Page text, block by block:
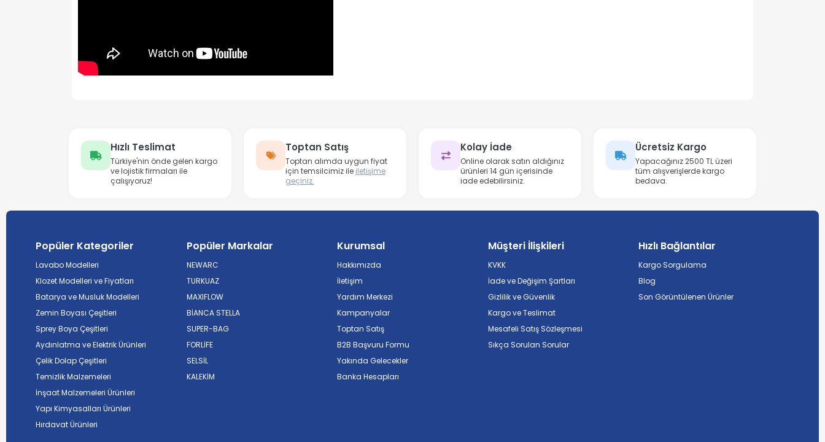
Hızlı Teslimat
Türkiye'nin önde gelen kargo
ve lojistik firmaları ile
çalışıyoruz!
Toptan Satış
Toptan alımda uygun fiyat
için temsilcimiz ile iletişime
geçiniz.
Kolay İade
Online olarak satın aldığınız
ürünleri 14 gün içerisinde
iade edebilirsiniz.
Ücretsiz Kargo
Yapacağınız 2500 TL üzeri
tüm alışverişlerde kargo
bedava.
Popüler Kategoriler
Lavabo Modelleri
Klozet Modelleri ve Fiyatları
Batarya ve Musluk Modelleri
Zemin Boyası Çeşitleri
Sprey Boya Çeşitleri
Aydınlatma ve Elektrik Ürünleri
Çelik Dolap Çeşitleri
Temizlik Malzemeleri
İnşaat Malzemeleri Ürünleri
Yapı Kimyasalları Ürünleri
Hırdavat Ürünleri
Popüler Markalar
NEWARC
TURKUAZ
MAXIFLOW
BİANCA STELLA
SUPER-BAG
FORLİFE
SELSİL
KALEKİM
Kurumsal
Hakkımızda
İletişim
Yardım Merkezi
Kampanyalar
Toptan Satış
B2B Başvuru Formu
Yakında Gelecekler
Banka Hesapları
Müşteri İlişkileri
KVKK
İade ve Değişim Şartları
Gizlilik ve Güvenlik
Kargo ve Teslimat
Mesafeli Satış Sözleşmesi
Sıkça Sorulan Sorular
Hızlı Bağlantılar
Kargo Sorgulama
Blog
Son Görüntülenen Ürünler